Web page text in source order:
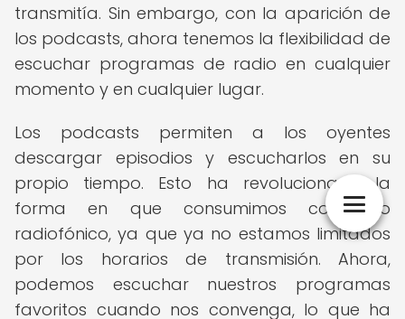
transmitía. Sin embargo, con la aparición de
los podcasts, ahora tenemos la flexibilidad de
escuchar programas de radio en cualquier
momento y en cualquier lugar.
Los podcasts permiten a los oyentes
descargar episodios y escucharlos en su
propio tiempo. Esto ha revolucionado la
forma en que consumimos contenido
radiofónico, ya que ya no estamos limitados
por los horarios de transmisión. Ahora,
podemos escuchar nuestros programas
favoritos cuando nos convenga, lo que ha